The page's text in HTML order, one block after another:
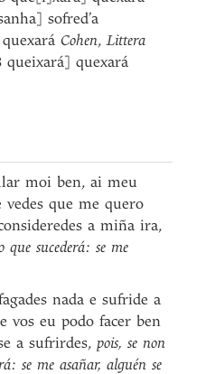
sofred’a
Cohen,Littera
quexará
moi ben, ai meu
que me quero
a miña ira,
que sucederá: se me
nada e sufride a
vos eu podo facer ben
a sufrirdes,pois, se non
se me asañar, alguén se